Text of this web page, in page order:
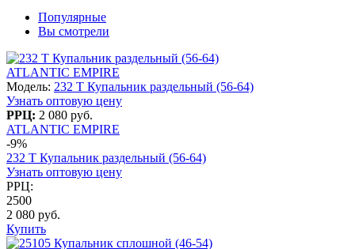
Популярные
Вы смотрели
ATLANTIC EMPIRE
Модель: 232 T Купальник раздельный (56-64)
Узнать оптовую цену
РРЦ: 2 080 руб.
ATLANTIC EMPIRE
-9%
232 T Купальник раздельный (56-64)
Узнать оптовую цену
РРЦ:
2500
2 080 руб.
Купить